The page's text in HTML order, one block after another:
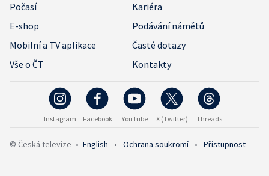
Počasí
Kariéra
E-shop
Podávání námětů
Mobilní a TV aplikace
Časté dotazy
Vše o ČT
Kontakty
Instagram Facebook YouTube X (Twitter) Threads
© Česká televize • English • Ochrana soukromí • Přístupnost